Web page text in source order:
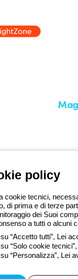
Condizioni di
con Unico Socio -
policy
cookie tecnici,
di prima e di terze
dei Suoi
a tutti o alcuni
“Accetto tutti”, Lei
“Solo cookie
“Personalizza”, Lei